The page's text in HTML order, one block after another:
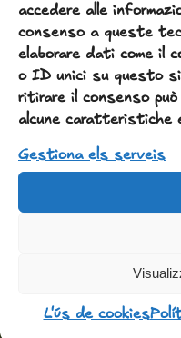
accedere alle
consenso a queste
elaborare dati come il
o ID unici su questo
ritirare il consenso
alcune caratteristiche
Gestiona els serveis
L'ús de cookies
Potete
volo con il
l'autobus
o Tàrrega.
A piedi
Se state
molto
Belltall,